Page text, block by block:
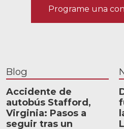
Programe una
Blog
Accidente de
autobús Stafford,
Virginia: Pasos a
seguir tras un